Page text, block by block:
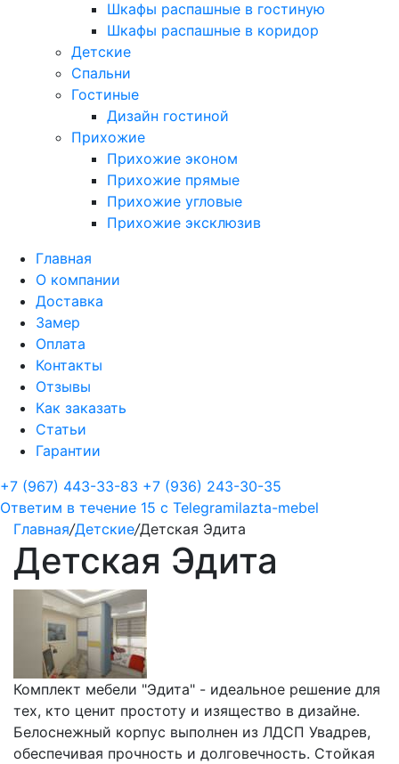
Шкафы распашные в гостиную
Шкафы распашные в коридор
Детские
Спальни
Гостиные
Дизайн гостиной
Прихожие
Прихожие эконом
Прихожие прямые
Прихожие угловые
Прихожие эксклюзив
Главная
О компании
Доставка
Замер
Оплата
Контакты
Отзывы
Как заказать
Статьи
Гарантии
+7 (967) 443-33-83 +7 (936) 243-30-35
Ответим в течение 15 с Telegramilazta-mebel
Главная/Детские/Детская Эдита
Детская Эдита
Комплект мебели "Эдита" - идеальное решение для
тех, кто ценит простоту и изящество в дизайне.
Белоснежный корпус выполнен из ЛДСП Увадрев,
обеспечивая прочность и долговечность. Стойкая